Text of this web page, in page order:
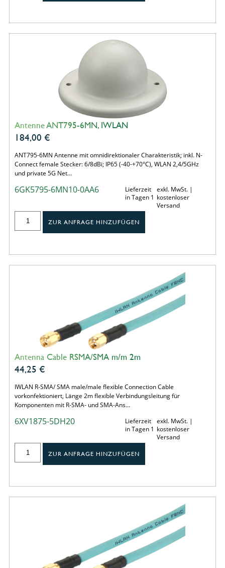
Antenne ANT795-6MN, IWLAN
184,00 €
ANT795-6MN Antenne mit omnidirektionaler Charakteristik; inkl. N-
Connect female Stecker: 6/8dBi; IP65 (-40-+70°C), WLAN 2,4/5GHz
und private 5G Net…
6GK5795-6MN10-0AA6
Lieferzeit
in Tagen 1
exkl. MwSt. |
kostenloser
Versand
ZUR ANFRAGE HINZUFÜGEN
Antenna Cable RSMA/SMA m/m 2m
44,25 €
IWLAN R-SMA/ SMA male/male flexible Connection Cable
vorkonfektioniert, Länge 2m flexible Verbindungsleitung für
Komponenten mit R-SMA- und SMA-Ans…
6XV1875-5DH20
Lieferzeit
in Tagen 1
exkl. MwSt. |
kostenloser
Versand
ZUR ANFRAGE HINZUFÜGEN